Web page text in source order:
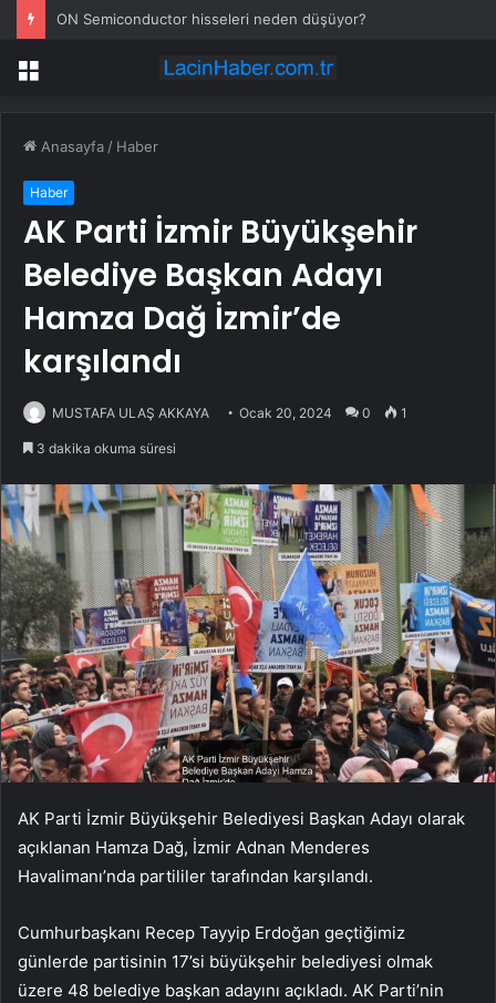
ON Semiconductor hisseleri neden düşüyor?
Menü
Anasayfa / Haber
Haber
AK Parti İzmir Büyükşehir
Belediye Başkan Adayı
Hamza Dağ İzmir’de
karşılandı
MUSTAFA ULAŞ AKKAYA Ocak 20, 2024 0 1
3 dakika okuma süresi
AK Parti İzmir Büyükşehir Belediyesi Başkan Adayı olarak
açıklanan Hamza Dağ, İzmir Adnan Menderes
Havalimanı’nda partililer tarafından karşılandı.
Cumhurbaşkanı Recep Tayyip Erdoğan geçtiğimiz
günlerde partisinin 17’si büyükşehir belediyesi olmak
üzere 48 belediye başkan adayını açıkladı. AK Parti’nin